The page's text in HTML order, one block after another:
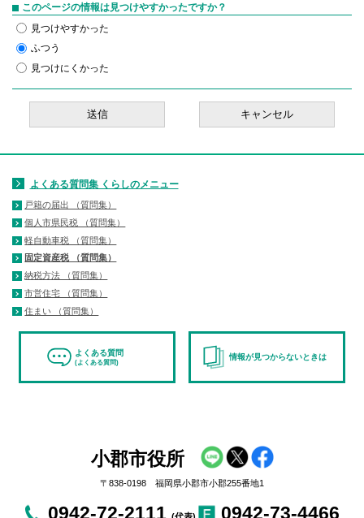
このページの情報は見つけやすかったですか？
見つけやすかった
ふつう
見つけにくかった
よくある質問集 くらしのメニュー
戸籍の届出 （質問集）
個人市県民税 （質問集）
軽自動車税 （質問集）
固定資産税 （質問集）
納税方法 （質問集）
市営住宅 （質問集）
住まい （質問集）
よくある質問
(よくある質問)
情報が見つからないときは
小郡市役所
〒838-0198 福岡県小郡市小郡255番地1
0942-72-2111 0942-73-4466